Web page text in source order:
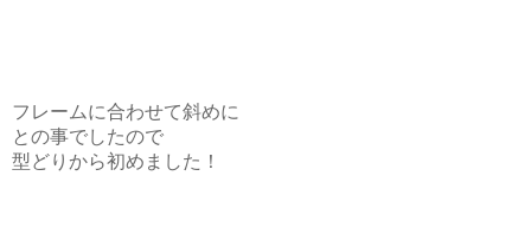
フレームに合わせて斜めに
との事でしたので
型どりから初めました！